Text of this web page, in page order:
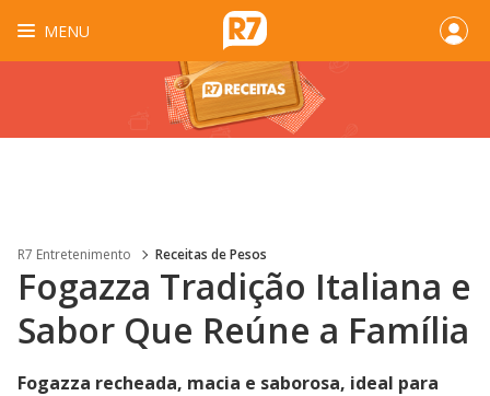
MENU
R7 Entretenimento Receitas de Pesos
Fogazza Tradição Italiana e
Sabor Que Reúne a Família
Fogazza recheada, macia e saborosa, ideal para